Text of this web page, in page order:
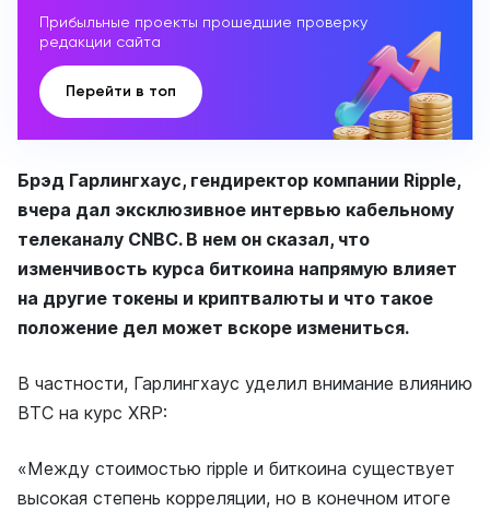
Прибыльные проекты прошедшие проверку
редакции сайта
Перейти в топ
Брэд Гарлингхаус, гендиректор компании Ripple,
вчера дал эксклюзивное интервью кабельному
телеканалу CNBC. В нем он сказал, что
изменчивость курса биткоина напрямую влияет
на другие токены и криптвалюты и что такое
положение дел может вскоре измениться.
В частности, Гарлингхаус уделил внимание влиянию
ВТС на курс XRP:
«Между стоимостью ripple и биткоина существует
высокая степень корреляции, но в конечном итоге